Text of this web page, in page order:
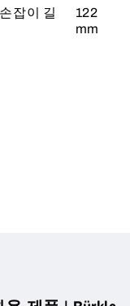
잡이 길
122
mm